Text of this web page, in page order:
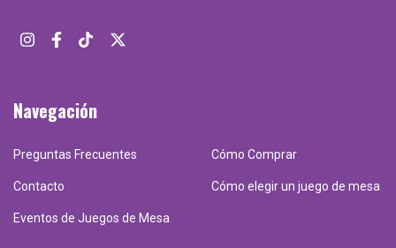
Navegación
Preguntas Frecuentes Cómo Comprar
Contacto Cómo elegir un juego de mesa
Eventos de Juegos de Mesa